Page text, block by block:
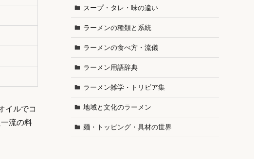
イルでコ
流の料
スープ・タレ・味の違い
ラーメンの種類と系統
ラーメンの食べ方・流儀
ラーメン用語辞典
ラーメン雑学・トリビア集
地域と文化のラーメン
麺・トッピング・具材の世界